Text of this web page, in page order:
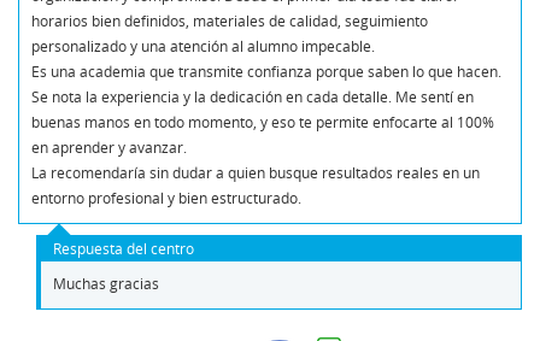
horarios bien definidos, materiales de calidad, seguimiento
personalizado y una atención al alumno impecable.
Es una academia que transmite confianza porque saben lo que hacen.
Se nota la experiencia y la dedicación en cada detalle. Me sentí en
buenas manos en todo momento, y eso te permite enfocarte al 100%
en aprender y avanzar.
La recomendaría sin dudar a quien busque resultados reales en un
entorno profesional y bien estructurado.
Respuesta del centro
Muchas gracias